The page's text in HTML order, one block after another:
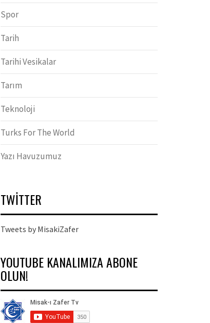
Spor
Tarih
Tarihi Vesikalar
Tarım
Teknoloji
Turks For The World
Yazı Havuzumuz
TWITTER
Tweets by MisakiZafer
YOUTUBE KANALIMIZA ABONE
OLUN!